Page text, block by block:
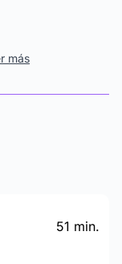
más
51 min.